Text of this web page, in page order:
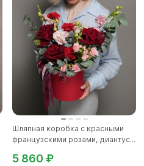
Шляпная коробка с красными
французскими розами, диантус...
5 860 ₽